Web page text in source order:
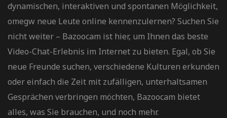
dynamischen, interaktiven und spontanen Möglichkeit,
omegw neue Leute online kennenzulernen? Suchen Sie
nicht weiter – Bazoocam ist hier, um Ihnen das beste
Video-Chat-Erlebnis im Internet zu bieten. Egal, ob Sie
neue Freunde suchen, verschiedene Kulturen erkunden
oder einfach die Zeit mit zufälligen, unterhaltsamen
Gesprächen verbringen möchten, Bazoocam bietet
alles, was Sie brauchen, und noch mehr.